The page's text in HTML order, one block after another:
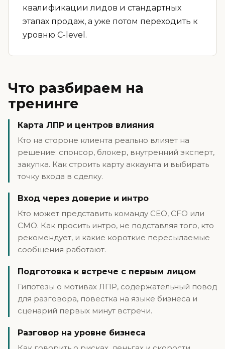
квалификации лидов и стандартных
этапах продаж, а уже потом переходить к
уровню C-level.
Что разбираем на
тренинге
Карта ЛПР и центров влияния
Кто на стороне клиента реально влияет на
решение: спонсор, блокер, внутренний эксперт,
закупка. Как строить карту аккаунта и выбирать
точку входа в сделку.
Вход через доверие и интро
Кто может представить команду CEO, CFO или
CMO. Как просить интро, не подставляя того, кто
рекомендует, и какие короткие пересылаемые
сообщения работают.
Подготовка к встрече с первым лицом
Гипотезы о мотивах ЛПР, содержательный повод
для разговора, повестка на языке бизнеса и
сценарий первых минут встречи.
Разговор на уровне бизнеса